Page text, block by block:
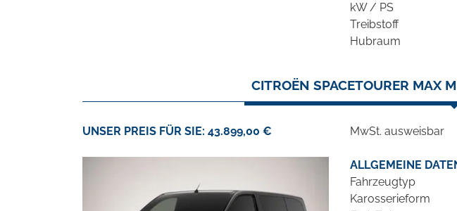
kW / PS
Treibstoff
Hubraum
CITROËN SPACETOURER MAX
UNSER PREIS FÜR SIE: 43.899,00 € MwSt. ausweisbar
ALLGEMEINE
Fahrzeugtyp
Karosserieform